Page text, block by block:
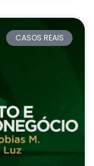
CASOS REAIS